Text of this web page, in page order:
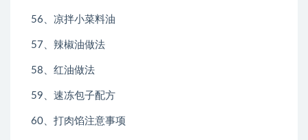
56、凉拌小菜料油
57、辣椒油做法
58、红油做法
59、速冻包子配方
60、打肉馅注意事项